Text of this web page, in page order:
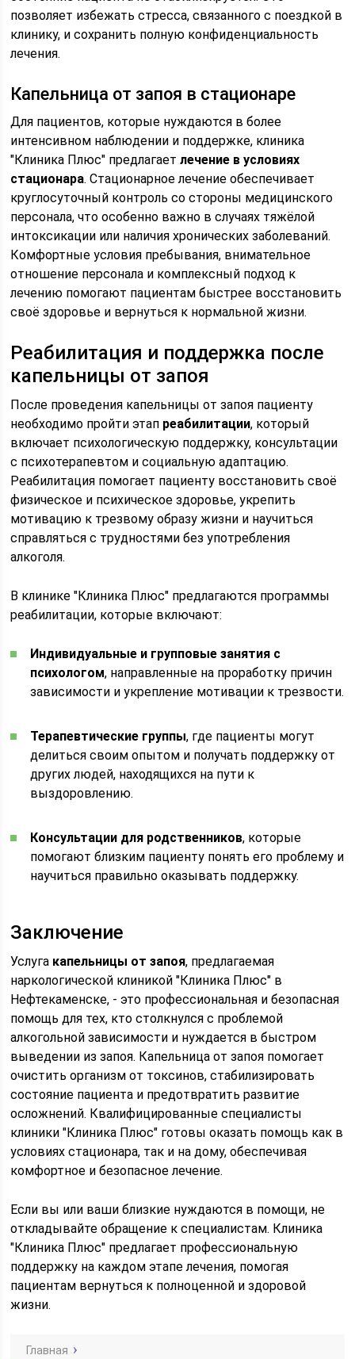
позволяет избежать стресса, связанного с поездкой в
клинику, и сохранить полную конфиденциальность
лечения.
Капельница от запоя в стационаре
Для пациентов, которые нуждаются в более
интенсивном наблюдении и поддержке, клиника
"Клиника Плюс" предлагаетлечение в условиях
стационара. Стационарное лечение обеспечивает
круглосуточный контроль со стороны медицинского
персонала, что особенно важно в случаях тяжёлой
интоксикации или наличия хронических заболеваний.
Комфортные условия пребывания, внимательное
отношение персонала и комплексный подход к
лечению помогают пациентам быстрее восстановить
своё здоровье и вернуться к нормальной жизни.
Реабилитация и поддержка после
капельницы от запоя
После проведения капельницы от запоя пациенту
необходимо пройти этап реабилитации, который
включает психологическую поддержку, консультации
с психотерапевтом и социальную адаптацию.
Реабилитация помогает пациенту восстановить своё
физическое и психическое здоровье, укрепить
мотивацию к трезвому образу жизни и научиться
справляться с трудностями без употребления
алкоголя.
В клинике "Клиника Плюс" предлагаются программы
реабилитации, которые включают:
Индивидуальные и групповые занятия с
психологом, направленные на проработку причин
зависимости и укрепление мотивации к трезвости.
Терапевтические группы, где пациенты могут
делиться своим опытом и получать поддержку от
других людей, находящихся на пути к
выздоровлению.
Консультации для родственников, которые
помогают близким пациенту понять его проблему и
научиться правильно оказывать поддержку.
Заключение
Услуга капельницы от запоя, предлагаемая
наркологической клиникой "Клиника Плюс" в
Нефтекаменске, - это профессиональная и безопасная
помощь для тех, кто столкнулся с проблемой
алкогольной зависимости и нуждается в быстром
выведении из запоя. Капельница от запоя помогает
очистить организм от токсинов, стабилизировать
состояние пациента и предотвратить развитие
осложнений. Квалифицированные специалисты
клиники "Клиника Плюс" готовы оказать помощь как в
условиях стационара, так и на дому, обеспечивая
комфортное и безопасное лечение.
Если вы или ваши близкие нуждаются в помощи, не
откладывайте обращение к специалистам. Клиника
"Клиника Плюс" предлагает профессиональную
поддержку на каждом этапе лечения, помогая
пациентам вернуться к полноценной и здоровой
жизни.
Главная